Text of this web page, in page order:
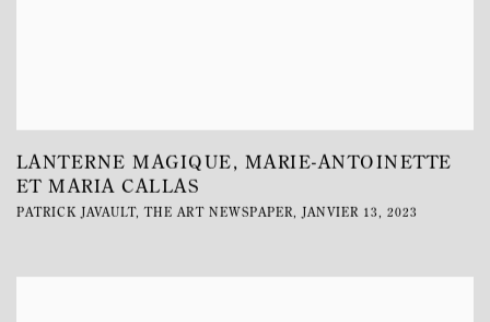
LANTERNE MAGIQUE, MARIE-ANTOINETTE
ET MARIA CALLAS
PATRICK JAVAULT, THE ART NEWSPAPER, JANVIER 13, 2023